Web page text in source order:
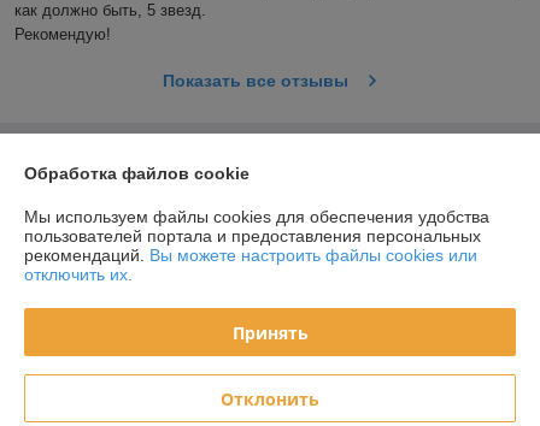
как должно быть, 5 звезд.
Рекомендую!
Показать все отзывы
Контакты
Доставка и оплата
Обработка файлов cookie
Мы используем файлы cookies для обеспечения удобства
пользователей портала и предоставления персональных
рекомендаций. Вы можете настроить файлы cookies или
отключить их.
Принять
Отклонить